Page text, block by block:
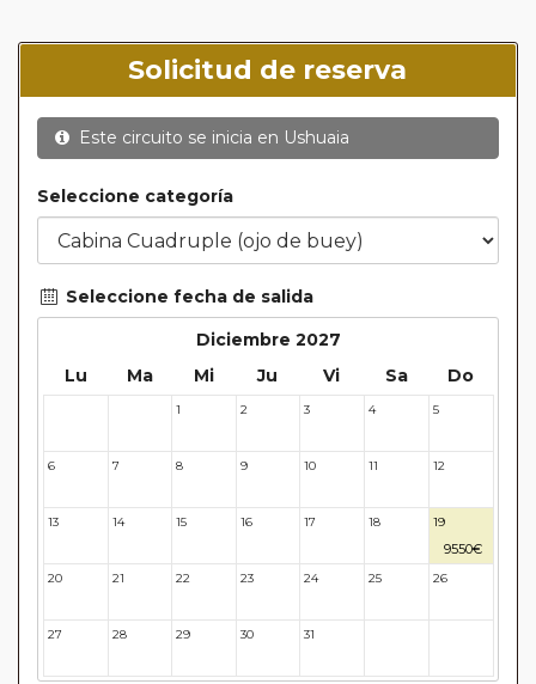
Solicitud de reserva
Este circuito se inicia en Ushuaia
Seleccione categoría
Seleccione fecha de salida
Diciembre 2027
Lu
Ma Mi Ju Vi Sa Do
1 2 3 4 5
6 7 8 9 10 11 12
13 14 15 16 17 18 19
9550€
20 21 22 23 24 25 26
27 28 29 30 31